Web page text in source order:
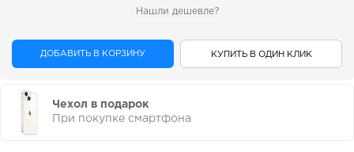
Нашли дешевле?
ДОБАВИТЬ В КОРЗИНУ КУПИТЬ В ОДИН КЛИК
Чехол в подарок
При покупке смартфона